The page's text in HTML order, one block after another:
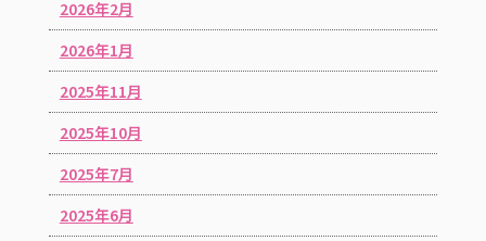
2026年2月
2026年1月
2025年11月
2025年10月
2025年7月
2025年6月